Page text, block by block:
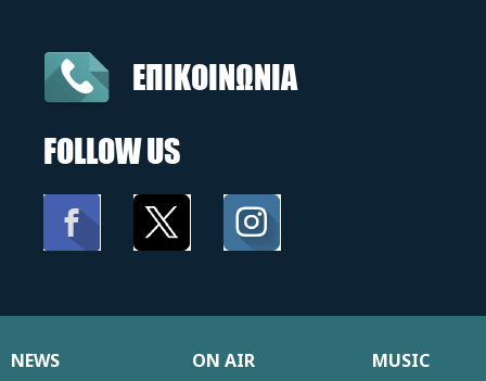
ΕΠΙΚΟΙΝΩΝΙΑ
FOLLOW US
NEWS ON AIR
MUSIC